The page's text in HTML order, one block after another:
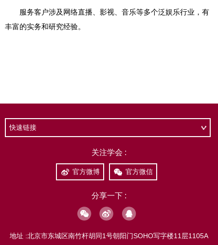
快速链接
关注学会 :
官方微博 官方微信
分享一下 :
地址 :北京市东城区南竹杆胡同1号朝阳门SOHO写字楼11层1105A